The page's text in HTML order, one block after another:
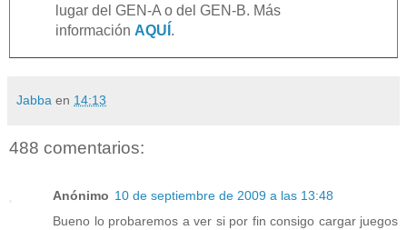
lugar del GEN-A o del GEN-B. Más
información AQUÍ .
Jabba en 14:13
488 comentarios:
Anónimo 10 de septiembre de 2009 a las 13:48
Bueno lo probaremos a ver si por fin consigo cargar juegos